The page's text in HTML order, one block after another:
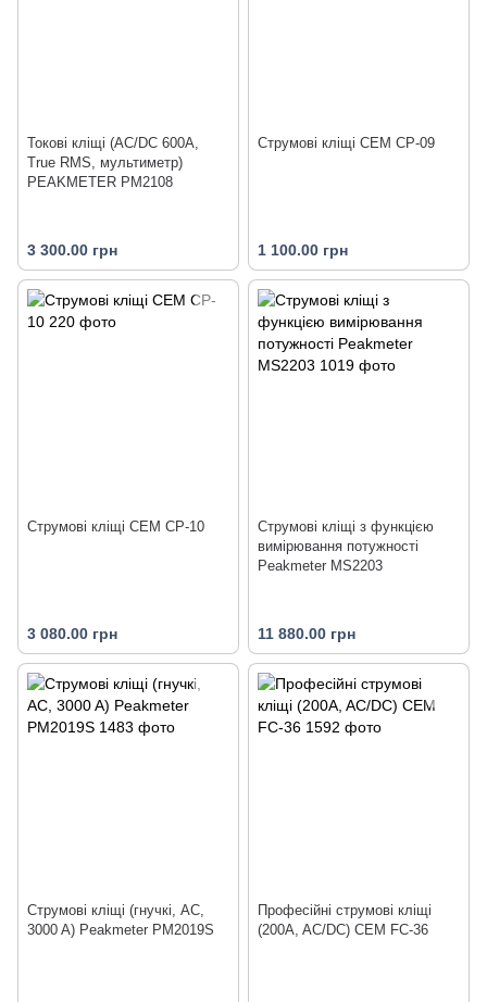
Токові кліщі (AC/DC 600А,
True RMS, мультиметр)
PEAKMETER PM2108
3 300.00 грн
Струмові кліщі CEM CP-09
1 100.00 грн
Струмові кліщі CEM CP-10
3 080.00 грн
Струмові кліщі з функцією
вимірювання потужності
Peakmeter MS2203
11 880.00 грн
Струмові кліщі (гнучкі, AC,
3000 A) Peakmeter PM2019S
Професійні струмові кліщі
(200A, AC/DC) CEM FC-36